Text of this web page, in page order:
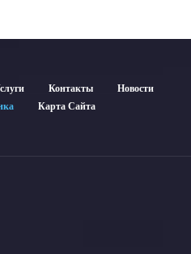
Контакты
Новости
Карта Сайта